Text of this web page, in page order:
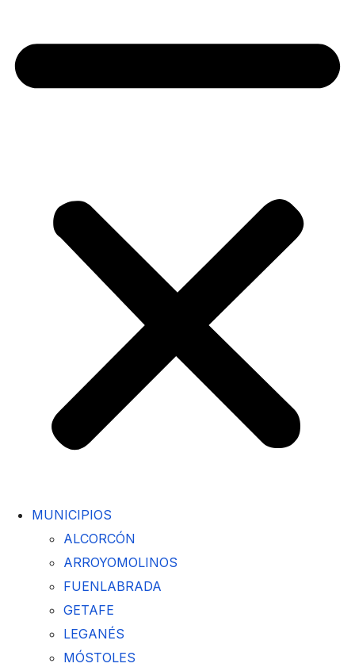
MUNICIPIOS
ALCORCÓN
ARROYOMOLINOS
FUENLABRADA
GETAFE
LEGANÉS
MÓSTOLES